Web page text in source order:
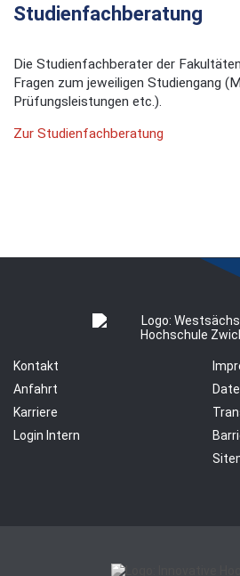
Studienfachberatung
Die Studienfachberater der
Fragen zum jeweiligen Studiengang
Prüfungsleistungen etc.).
Zur Studienfachberatung
Kontakt
Anfahrt
Karriere
Login Intern